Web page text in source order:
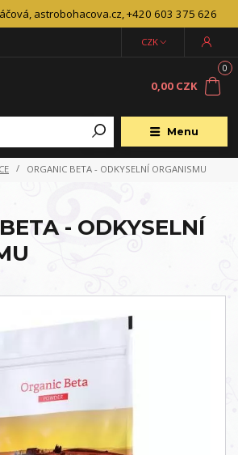
astrobohacova.cz, +420 603 375 626
Menu
CZK
0
0,00 CZK
ORGANIC BETA - ODKYSELNÍ ORGANISMU
- ODKYSELNÍ